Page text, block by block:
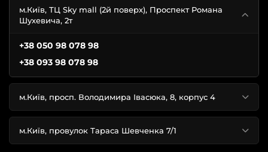
м.Київ, ТЦ Sky mall (2й поверх), Проспект Романа
Шухевича, 2т
+38 050 98 078 98
+38 093 98 078 98
м.Київ, просп. Володимира Івасюка, 8, корпус 4
м.Київ, провулок Тараса Шевченка 7/1